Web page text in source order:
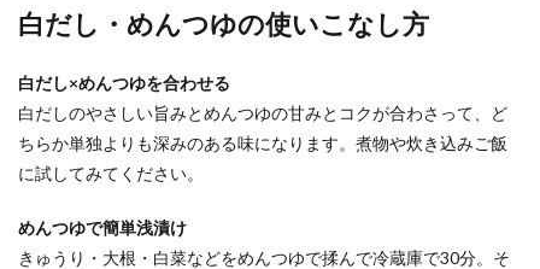
白だし・めんつゆの使いこなし方
白だし×めんつゆを合わせる
白だしのやさしい旨みとめんつゆの甘みとコクが合わさって、ど
ちらか単独よりも深みのある味になります。煮物や炊き込みご飯
に試してみてください。
めんつゆで簡単浅漬け
きゅうり・大根・白菜などをめんつゆで揉んで冷蔵庫で30分。そ